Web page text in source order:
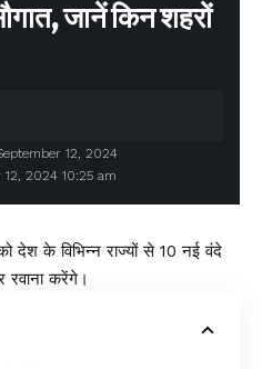
जानें किन शहरों
2024 10:25 am
12, 2024
देश के विभिन्न राज्यों से 10 नई वंदे
रवाना करेंगे।